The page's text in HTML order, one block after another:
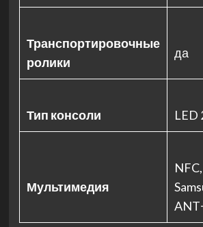
Транспортировочные
ролики
да
Тип консоли LED
Мультимедия